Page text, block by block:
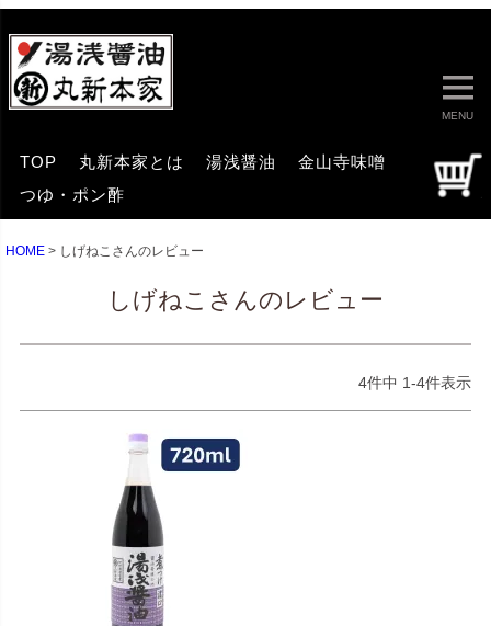
MENU
TOP 丸新本家とは 湯浅醤油
金山寺味噌
つゆ・ポン酢
HOME しげねこさんのレビュー
しげねこさんのレビュー
4件中 1-4件表示